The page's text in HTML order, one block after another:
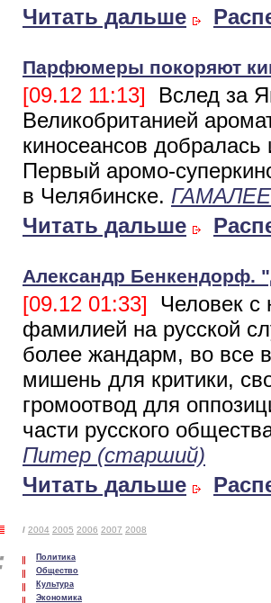
Читать дальше
Парфюмеры покоряют
[09.12 11:13] Вслед за
Великобританией
киносеансов добралась
Первый аромо-
в Челябинске.
Читать дальше
Александр Бенкендорф.
[09.12 01:33] Человек с
фамилией на русской
более жандарм, во все
мишень для критики,
громоотвод для
части русского
Питер (старший)
Читать дальше
/ 2004 2005 2006 2007 2008
Политика
Общество
Культура
Экономика